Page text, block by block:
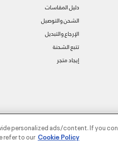
دليل المقاسات
الشحن والتوصيل
الإرجاع والتبديل
تتبع الشحنة
إيجاد متجر
personalized ads/content. If you
refer to our Cookie Policy